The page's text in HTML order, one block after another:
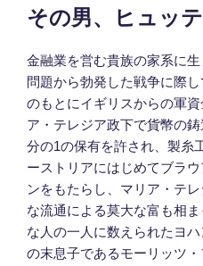
稿
日:
その男、ヒュッ
金融業を営む貴族の家系に
問題から勃発した戦争に際
のもとにイギリスからの軍
ア・テレジア政下で貨幣の
分の1の保有を許され、製糸
ーストリアにはじめてブラ
ンをもたらし、マリア・テ
な流通による莫大な富も相
な人の一人に数えられたヨ
の末息子であるモーリッツ